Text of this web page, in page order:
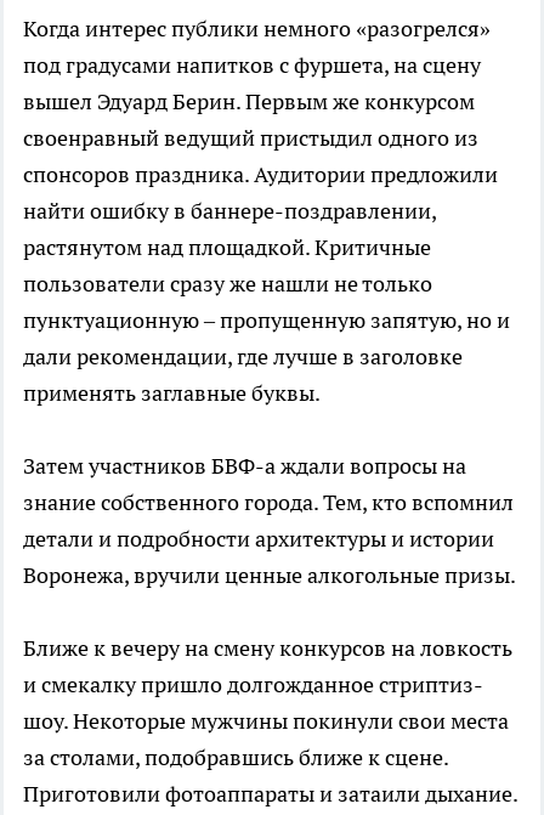
Когда интерес публики немного «разогрелся»
под градусами напитков с фуршета, на сцену
вышел Эдуард Берин. Первым же конкурсом
своенравный ведущий пристыдил одного из
спонсоров праздника. Аудитории предложили
найти ошибку в баннере-поздравлении,
растянутом над площадкой. Критичные
пользователи сразу же нашли не только
пунктуационную – пропущенную запятую, но и
дали рекомендации, где лучше в заголовке
применять заглавные буквы.
Затем участников БВФ-а ждали вопросы на
знание собственного города. Тем, кто вспомнил
детали и подробности архитектуры и истории
Воронежа, вручили ценные алкогольные призы.
Ближе к вечеру на смену конкурсов на ловкость
и смекалку пришло долгожданное стриптиз-
шоу. Некоторые мужчины покинули свои места
за столами, подобравшись ближе к сцене.
Приготовили фотоаппараты и затаили дыхание.